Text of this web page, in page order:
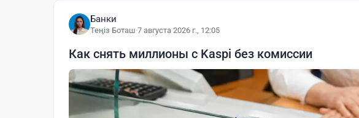
Банки
Теңіз Боташ·7 августа 2026 г., 12:05
Как снять миллионы с Kaspi без комиссии